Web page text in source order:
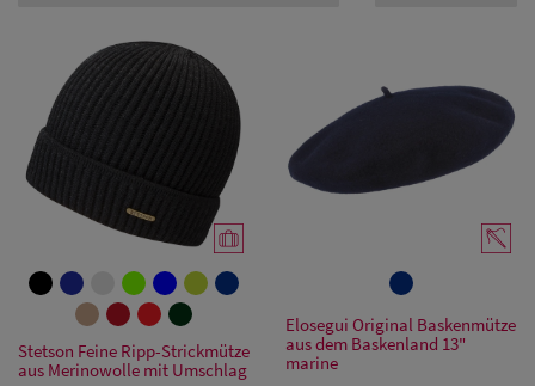
Stetson Feine Ripp-Strickmütze
aus Merinowolle mit Umschlag
Elosegui Original Baskenmütze
aus dem Baskenland 13"
marine